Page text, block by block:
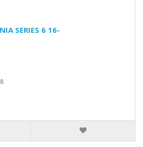
SERIES 6 16-